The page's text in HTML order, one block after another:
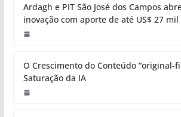
Ardagh e PIT São José dos Campos
inovação com aporte de até US$ 27
O Crescimento do Conteúdo “original-
Saturação da IA